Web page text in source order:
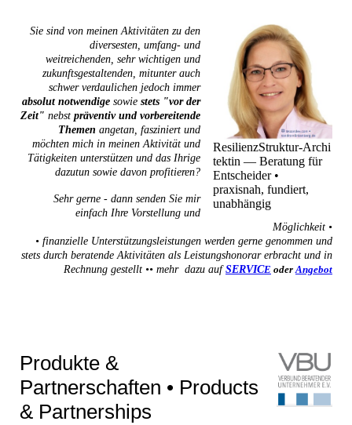
ResilienzStruktur‑Archi
tektin — Beratung für
Entscheider •
praxisnah, fundiert,
unabhängig
Sie sind von meinen Aktivitäten zu den
diversesten, umfang- und
weitreichenden, sehr wichtigen und
zukunftsgestaltenden, mitunter auch
schwer verdaulichen jedoch immer
absolut notwendigesowie stets "vor der
Zeit" nebst präventiv und vorbereitende
Themen angetan, fasziniert und
möchten mich in meinen Aktivität und
Tätigkeiten unterstützen und das Ihrige
dazutun sowie davon profitieren?
Sehr gerne - dann senden Sie mir
einfach Ihre Vorstellung und
Möglichkeit •
• finanzielle Unterstützungsleistungen werden gerne genommen und
stets durch beratende Aktivitäten als Leistungshonorar erbracht und in
Rechnung gestellt •• mehr dazu aufSERVICE oderAngebot
Produkte &
Partnerschaften • Products
& Partnerships